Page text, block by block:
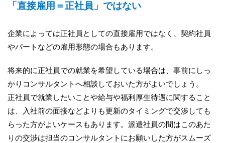
「直接雇用＝正社員」ではない
企業によっては正社員としての直接雇用ではなく、契約社員
やパートなどの雇用形態の場合もあります。
将来的に正社員での就業を希望している場合は、事前にしっ
かりコンサルタントへ相談しておいた方がよいでしょう。
正社員で就業したいことや給与や福利厚生待遇に関すること
は、入社前の面接などよりも更新のタイミングで交渉しても
らった方がよいケースもあります。派遣社員の間はこのあた
りの交渉は担当のコンサルタントにお願いした方がスムーズ